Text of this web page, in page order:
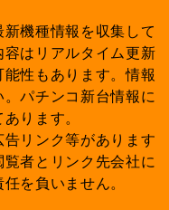
機種情報を収集して
はリアルタイム更新
性もあります。情報
パチンコ新台情報に
ります。
リンク等があります
者とリンク先会社に
を負いません。